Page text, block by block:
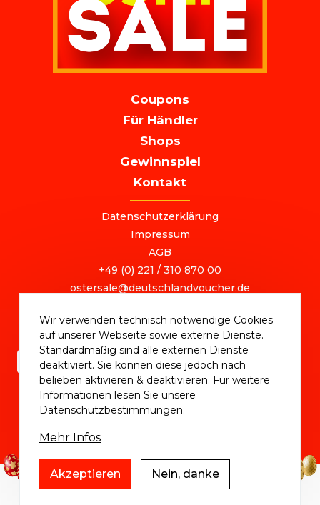
NAVIGATION
Coupons
Für Händler
Shops
Gewinnspiel
Kontakt
Datenschutzerklärung
Impressum
AGB
+49 (0) 221 / 310 870 00
ostersale@deutschlandvoucher.de
DVM Deutschlandvoucher Media GmbH © 2025
Wir verwenden technisch notwendige Cookies
auf unserer Webseite sowie externe Dienste.
Standardmäßig sind alle externen Dienste
deaktiviert. Sie können diese jedoch nach
belieben aktivieren & deaktivieren. Für weitere
Informationen lesen Sie unsere
Datenschutzbestimmungen.
Mehr Infos
Akzeptieren Nein, danke